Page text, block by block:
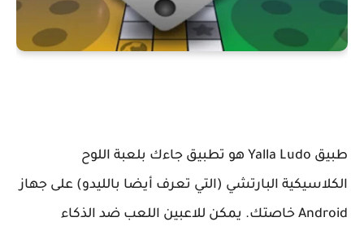
طبيق Yalla Ludo هو تطبيق جاءك بلعبة اللوح
الكلاسيكية البارتشي (التي تعرف أيضا بالليدو) على جهاز
Android خاصتك. يمكن للاعبين اللعب ضد الذكاء